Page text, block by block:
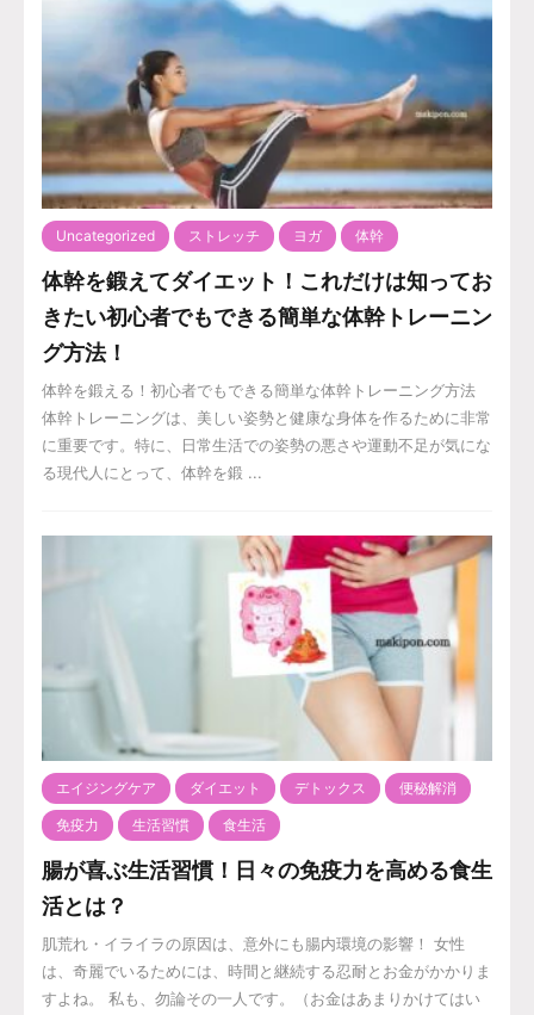
Uncategorized ストレッチ ヨガ 体幹
体幹を鍛えてダイエット！これだけは知ってお
きたい初心者でもできる簡単な体幹トレーニン
グ方法！
体幹を鍛える！初心者でもできる簡単な体幹トレーニング方法
体幹トレーニングは、美しい姿勢と健康な身体を作るために非常
に重要です。特に、日常生活での姿勢の悪さや運動不足が気にな
る現代人にとって、体幹を鍛 ...
エイジングケア ダイエット デトックス 便秘解消
免疫力 生活習慣 食生活
腸が喜ぶ生活習慣！日々の免疫力を高める食生
活とは？
肌荒れ・イライラの原因は、意外にも腸内環境の影響！ 女性
は、奇麗でいるためには、時間と継続する忍耐とお金がかかりま
すよね。 私も、勿論その一人です。（お金はあまりかけてはい